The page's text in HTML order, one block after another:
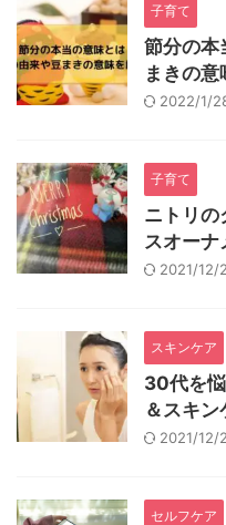
子育て
節分の本
まきの
2022/1/
子育て
ニトリの
スオーナ
2021/12/
スキンケア
30代を
＆スキン
2021/12/
セルフケア